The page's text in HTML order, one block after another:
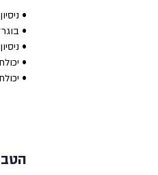
•
•
•
•
•